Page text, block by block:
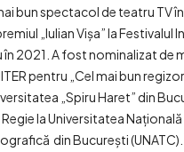
bun spectacol de teatru TV
„Iulian Vișa” la Festivalul
în 2021. A fost nominalizat de
pentru „Cel mai bun
„Spiru Haret” din
la Universitatea Națională
din București (UNATC).